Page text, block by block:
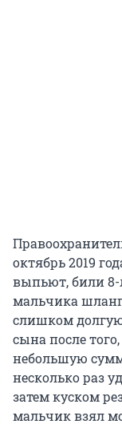
октябрь 2019
выпьют, били 8-
мальчика
слишком
сына после
небольшую
несколько раз
затем куском
мальчик взял